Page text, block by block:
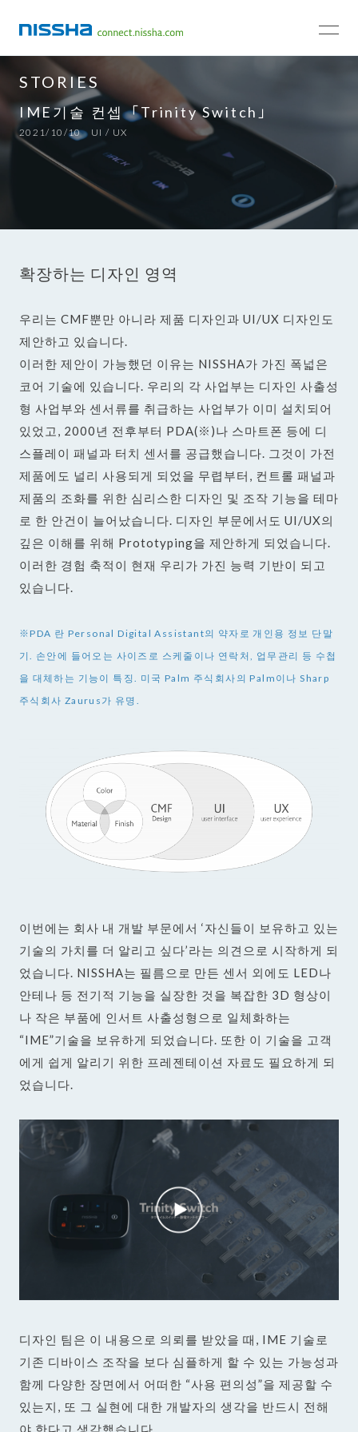
STORIES
STORIES
IME기술 컨셉「Trinity Switch」
2021/10/10 UI / UX
확장하는 디자인 영역
우리는 CMF뿐만 아니라 제품 디자인과 UI/UX 디자인도
제안하고 있습니다.
이러한 제안이 가능했던 이유는 NISSHA가 가진 폭넓은
코어 기술에 있습니다. 우리의 각 사업부는 디자인 사출성
형 사업부와 센서류를 취급하는 사업부가 이미 설치되어
있었고, 2000년 전후부터 PDA(※)나 스마트폰 등에 디
스플레이 패널과 터치 센서를 공급했습니다. 그것이 가전
제품에도 널리 사용되게 되었을 무렵부터, 컨트롤 패널과
제품의 조화를 위한 심리스한 디자인 및 조작 기능을 테마
로 한 안건이 늘어났습니다. 디자인 부문에서도 UI/UX의
깊은 이해를 위해 Prototyping을 제안하게 되었습니다.
이러한 경험 축적이 현재 우리가 가진 능력 기반이 되고
있습니다.
※PDA 란 Personal Digital Assistant의 약자로 개인용 정보 단말
기. 손안에 들어오는 사이즈로 스케줄이나 연락처, 업무관리 등 수첩
을 대체하는 기능이 특징. 미국 Palm 주식회사의 Palm이나 Sharp
주식회사 Zaurus가 유명.
이번에는 회사 내 개발 부문에서 ‘자신들이 보유하고 있는
기술의 가치를 더 알리고 싶다’라는 의견으로 시작하게 되
었습니다. NISSHA는 필름으로 만든 센서 외에도 LED나
안테나 등 전기적 기능을 실장한 것을 복잡한 3D 형상이
나 작은 부품에 인서트 사출성형으로 일체화하는
“IME”기술을 보유하게 되었습니다. 또한 이 기술을 고객
에게 쉽게 알리기 위한 프레젠테이션 자료도 필요하게 되
었습니다.
디자인 팀은 이 내용으로 의뢰를 받았을 때, IME 기술로
기존 디바이스 조작을 보다 심플하게 할 수 있는 가능성과
함께 다양한 장면에서 어떠한 “사용 편의성”을 제공할 수
있는지, 또 그 실현에 대한 개발자의 생각을 반드시 전해
야 한다고 생각했습니다.